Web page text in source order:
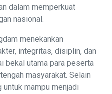
dalam memperkuat
nasional.
menekankan
integritas, disiplin, dan
bekal utama para peserta
masyarakat. Selain
mampu menjadi